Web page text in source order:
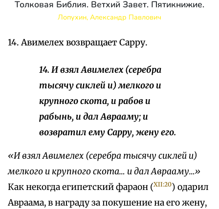
Толковая Библия. Ветхий Завет. Пятикнижие.
Лопухин, Александр Павлович
14. Авимелех возвращает Сарру.
14. И взял Авимелех (серебра
тысячу сиклей и) мелкого и
крупного скота, и рабов и
рабынь, и дал Аврааму; и
возвратил ему Сарру, жену его.
«И взял Авимелех (серебра тысячу сиклей и)
мелкого и крупного скота… и дал Аврааму…»
Как некогда египетский фараон (XII:20) одарил
Авраама, в награду за покушение на его жену,